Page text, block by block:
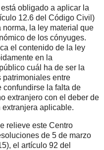
obligado a aplicar la
12.6 del Código Civil)
norma, la ley material que
de los cónyuges.
el contenido de la ley
en la
cuál ha de ser la
patrimoniales entre
confundirse la falta de
extranjero con el deber de
aplicable.
relieve este Centro
de 5 de marzo
el artículo 92 del